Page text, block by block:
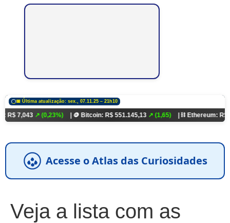
📅 Última atualização: sex., 07.11.25 – 21h10
↗ (0,23%) | 🪙 Bitcoin: R$ 551.145,13↗ (1,65) | ⛓️ Ethereum: R$ 18.321,93
Acesse o Atlas das Curiosidades
Veja a lista com as